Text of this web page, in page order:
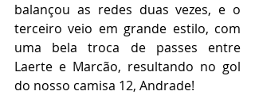
balançou as redes duas vezes, e o
terceiro veio em grande estilo, com
uma bela troca de passes entre
Laerte e Marcão, resultando no gol
do nosso camisa 12, Andrade!